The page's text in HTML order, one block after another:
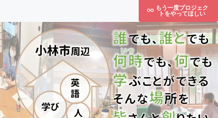
もう一度プロジェク
トをやってほしい